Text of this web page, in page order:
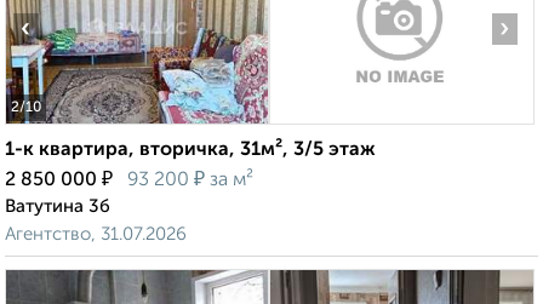
2/10
‹ ›
1-к квартира, вторичка, 31м², 3/5 этаж
2 850 000 ₽ 93 200 ₽ за м²
Ватутина 3б
Агентство, 31.07.2026